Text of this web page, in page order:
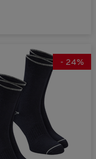
- 24%